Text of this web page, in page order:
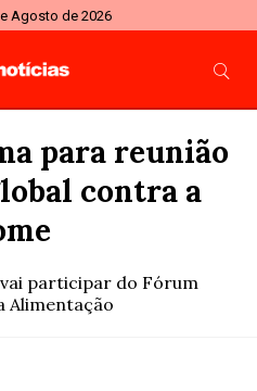
Agosto de 2026
para reunião
contra a
participar do Fórum
Alimentação